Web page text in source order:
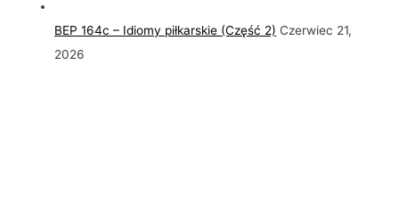
BEP 164c – Idiomy piłkarskie (Część 2) Czerwiec 21,
2026